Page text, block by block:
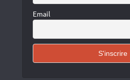
Email